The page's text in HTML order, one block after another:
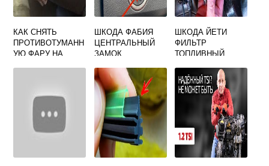
КАК СНЯТЬ
ПРОТИВОТУМАНН
УЮ ФАРУ НА
ШКОДА ФАБИЯ
ЦЕНТРАЛЬНЫЙ
ЗАМОК
ШКОДА ЙЕТИ
ФИЛЬТР
ТОПЛИВНЫЙ